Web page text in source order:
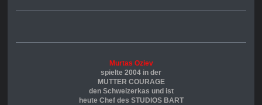
Murtas Oziev
spielte 2004 in der
MUTTER COURAGE
den Schweizerkas und ist
heute Chef des STUDIOS BART